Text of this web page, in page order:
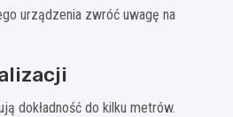
urządzenia zwróć uwagę na
dokładność do kilku metrów.